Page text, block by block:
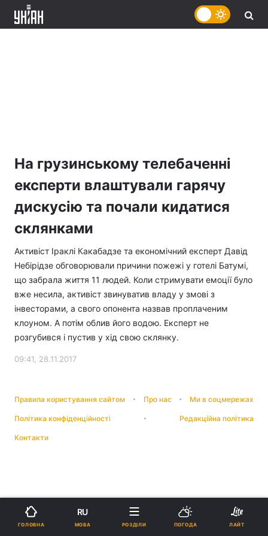
На грузинському телебаченні
експерти влаштували гарячу
дискусію та почали кидатися
склянками
Активіст Іраклі Какабадзе та економічний експерт Давід
Небірідзе обговорювали причини пожежі у готелі Батумі,
що забрала життя 11 людей. Коли стримувати емоції було
вже несила, активіст звинуватив владу у змові з
інвесторами, а свого опонента назвав проплаченим
клоуном. А потім облив його водою. Експерт не
розгубився і пустив у хід свою склянку.
09:41, 28.11.2017
Правила користування сайтом Про нас Ми в соцмережах
Політика конфіденційності Редакційна політика
Контакти
ГОЛОВНА
RU
МОВА РОЗДІЛИ ПОГОДА ЛАЙТ